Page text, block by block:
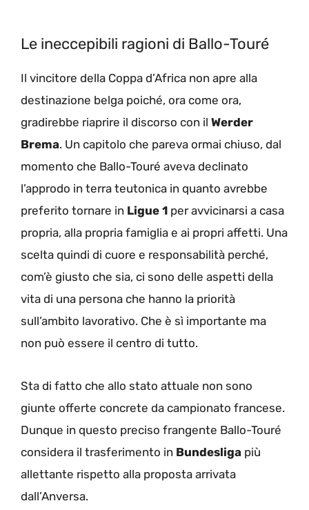
Le ineccepibili ragioni di Ballo-Touré
Il vincitore della Coppa d’Africa non apre alla
destinazione belga poiché, ora come ora,
gradirebbe riaprire il discorso con il Werder
Brema. Un capitolo che pareva ormai chiuso, dal
momento che Ballo-Touré aveva declinato
l’approdo in terra teutonica in quanto avrebbe
preferito tornare in Ligue 1 per avvicinarsi a casa
propria, alla propria famiglia e ai propri affetti. Una
scelta quindi di cuore e responsabilità perché,
com’è giusto che sia, ci sono delle aspetti della
vita di una persona che hanno la priorità
sull’ambito lavorativo. Che è sì importante ma
non può essere il centro di tutto.
Sta di fatto che allo stato attuale non sono
giunte offerte concrete da campionato francese.
Dunque in questo preciso frangente Ballo-Touré
considera il trasferimento in Bundesliga più
allettante rispetto alla proposta arrivata
dall’Anversa.